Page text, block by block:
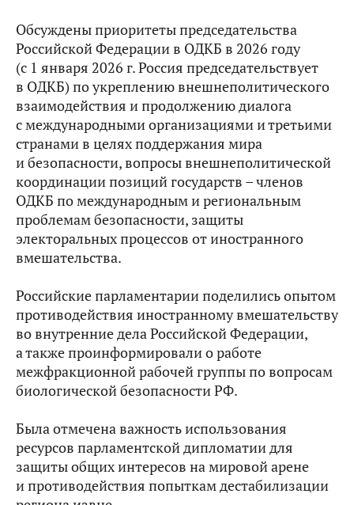
Обсуждены приоритеты председательства
Российской Федерации в ОДКБ в 2026 году
(с 1 января 2026 г. Россия председательствует
в ОДКБ) по укреплению внешнеполитического
взаимодействия и продолжению диалога
с международными организациями и третьими
странами в целях поддержания мира
и безопасности, вопросы внешнеполитической
координации позиций государств – членов
ОДКБ по международным и региональным
проблемам безопасности, защиты
электоральных процессов от иностранного
вмешательства.
Российские парламентарии поделились опытом
противодействия иностранному вмешательству
во внутренние дела Российской Федерации,
а также проинформировали о работе
межфракционной рабочей группы по вопросам
биологической безопасности РФ.
Была отмечена важность использования
ресурсов парламентской дипломатии для
защиты общих интересов на мировой арене
и противодействия попыткам дестабилизации